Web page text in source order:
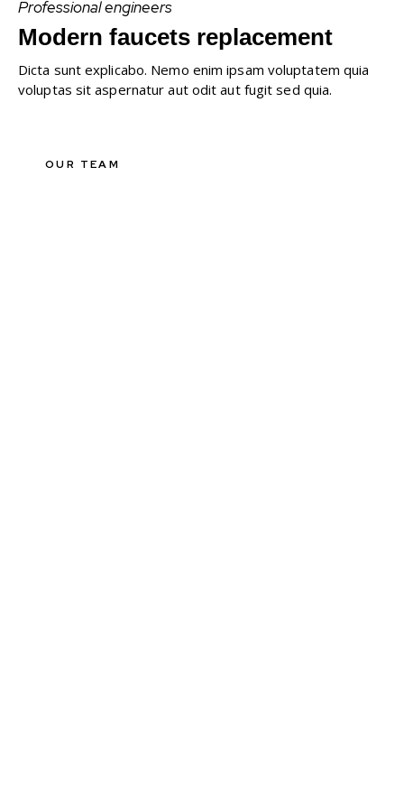
Professional engineers
Modern faucets replacement
Dicta sunt explicabo. Nemo enim ipsam voluptatem quia
voluptas sit aspernatur aut odit aut fugit sed quia.
OUR TEAM